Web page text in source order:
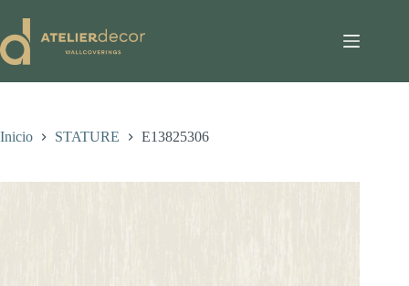
contenido
Inicio STATURE E13825306